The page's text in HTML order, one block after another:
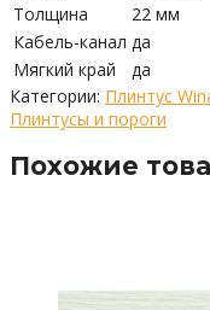
Толщина
22 мм
Кабель-канал да
Мягкий край
да
Категории: Плинтус
Плинтусы и пороги
Похожие